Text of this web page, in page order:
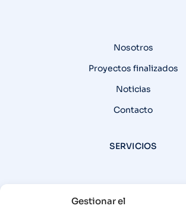
Gestionar el
Nosotros
Proyectos finalizados
Noticias
Contacto
SERVICIOS
Recuperación energía